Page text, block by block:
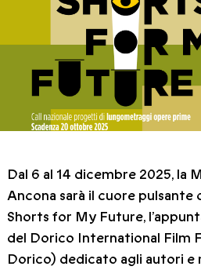
Dal 6 al 14 dicembre 2025, la
Ancona sarà il cuore pulsante
Shorts for My Future,
del Dorico International Film
Dorico) dedicato agli autori